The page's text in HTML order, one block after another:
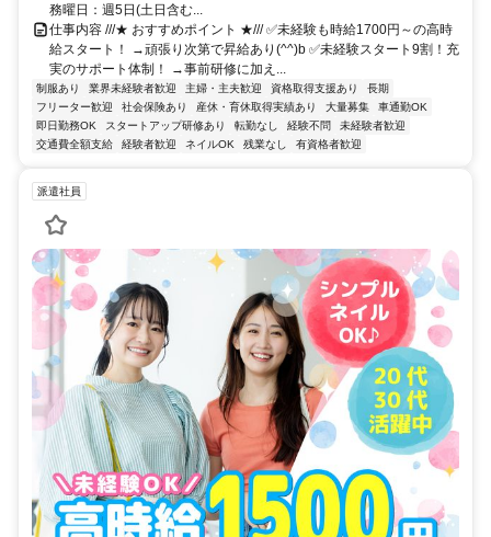
務曜日：週5日(土日含む...
仕事内容 ///★ おすすめポイント ★/// ✅️未経験も時給1700円～の高時
給スタート！ →頑張り次第で昇給あり(^^)b ✅️未経験スタート9割！充
実のサポート体制！ →事前研修に加え...
制服あり 業界未経験者歓迎 主婦・主夫歓迎 資格取得支援あり
長期
フリーター歓迎
社会保険あり 産休・育休取得実績あり 大量募集
車通勤OK
即日勤務OK
スタートアップ研修あり 転勤なし 経験不問
未経験者歓迎
交通費全額支給
経験者歓迎 ネイルOK 残業なし 有資格者歓迎
派遣社員